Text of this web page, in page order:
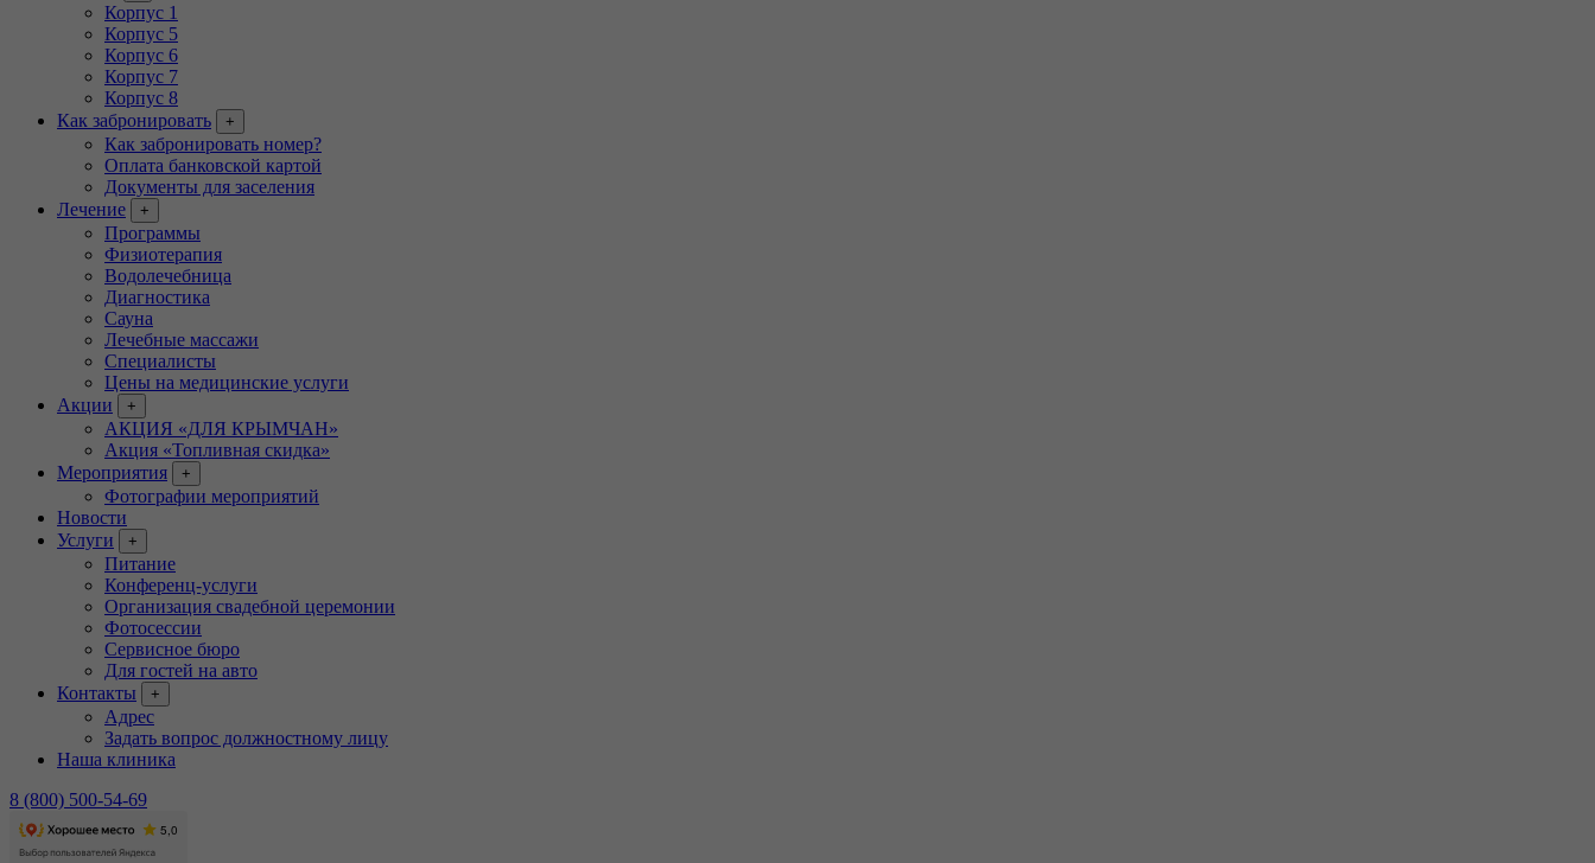
Корпус 1
Корпус 5
Корпус 6
Корпус 7
Корпус 8
Как забронировать
+
Как забронировать номер?
Оплата банковской картой
Документы для заселения
Лечение
+
Программы
Физиотерапия
Водолечебница
Диагностика
Сауна
Лечебные массажи
Специалисты
Цены на медицинские услуги
Акции
+
АКЦИЯ «ДЛЯ КРЫМЧАН»
Акция «Топливная скидка»
Мероприятия
+
Фотографии мероприятий
Новости
Услуги
+
Питание
Конференц-услуги
Организация свадебной церемонии
Фотосессии
Сервисное бюро
Для гостей на авто
Контакты
+
Адрес
Задать вопрос должностному лицу
Наша клиника
8 (800) 500-54-69